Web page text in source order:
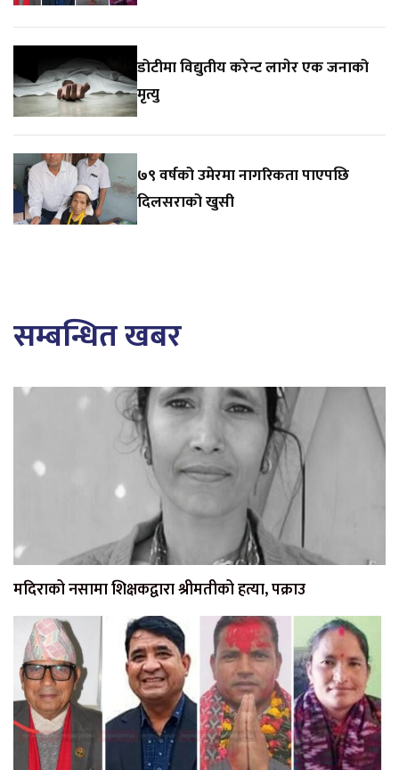
डोटीमा विद्युतीय करेन्ट लागेर एक जनाको
मृत्यु
७९ वर्षको उमेरमा नागरिकता पाएपछि
दिलसराको खुसी
सम्बन्धित खबर
मदिराको नसामा शिक्षकद्वारा श्रीमतीको हत्या, पक्राउ